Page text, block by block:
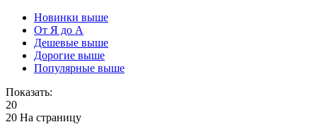
Новинки выше
От Я до А
Дешевые выше
Дорогие выше
Популярные выше
Показать:
20
20 На страницу